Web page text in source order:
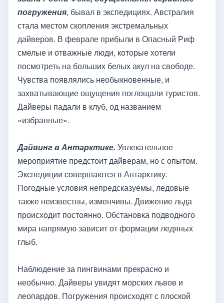
погружения, бывал в экспедициях. Австралия
стала местом скопления экстремальных
дайверов. В феврале прибыли в Опасный Риф
смелые и отважные люди, которые хотели
посмотреть на больших белых акул на свободе.
Чувства появлялись необыкновенные, и
захватывающие ощущения поглощали туристов.
Дайверы падали в клуб, од названием
«избранные».
Дайвинг в Антарктике. Увлекательное
мероприятие предстоит дайверам, но с опытом.
Экспедиции совершаются в Антарктику.
Погодные условия непредсказуемы, ледовые
также неизвестны, изменчивы. Движение льда
происходит постоянно. Обстановка подводного
мира напрямую зависит от формации ледяных
глыб.
Наблюдение за пингвинами прекрасно и
необычно. Дайверы увидят морских львов и
леопардов. Погружения происходят с плоской